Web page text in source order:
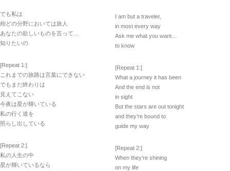
でも私は
殆どの分野においては旅人
あなたの欲しいものを言って…
知りたいの
[Repeat 1:]
これまでの旅路は言葉にできない
でもまだ終わりは
見えてこない
今夜は星が輝いている
私の行く道を
照らし出している
[Repeat 2:]
私の人生の中
星が輝いているなら
I am but a traveler,
in most every way
Ask me what you want…
to know
[Repeat 1:]
What a journey it has been
And the end is not
in sight
But the stars are out tonight
and they’re bound to
guide my way
[Repeat 2:]
When they’re shining
on my life